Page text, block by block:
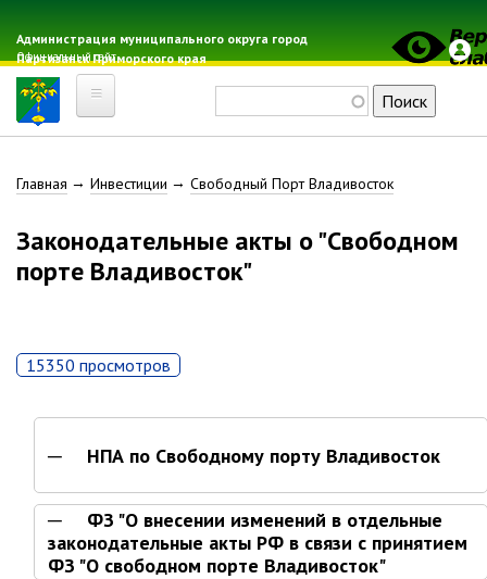
основному
содержанию
Администрация муниципального округа город
Партизанск Приморского края
Официальный сайт
Главная
Электронная почта
Гражданская оборона
Расписание автобусов
Геральдика
Партизанского городского
округа»
Историческая справка
Строка
навигации
Главная Инвестиции Свободный Порт Владивосток
Законодательные акты о "Свободном
порте Владивосток"
15350 просмотров
НПА по Свободному порту Владивосток
ФЗ "О внесении изменений в отдельные
законодательные акты РФ в связи с принятием
ФЗ "О свободном порте Владивосток"